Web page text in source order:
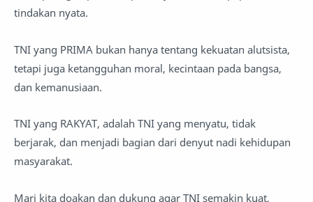
tindakan nyata.
TNI yang PRIMA bukan hanya tentang kekuatan alutsista,
tetapi juga ketangguhan moral, kecintaan pada bangsa,
dan kemanusiaan.
TNI yang RAKYAT, adalah TNI yang menyatu, tidak
berjarak, dan menjadi bagian dari denyut nadi kehidupan
masyarakat.
Mari kita doakan dan dukung agar TNI semakin kuat,